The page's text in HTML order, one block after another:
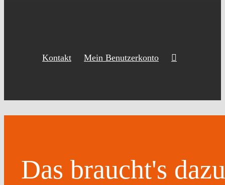
Kontakt Mein Benutzerkonto
Das braucht's